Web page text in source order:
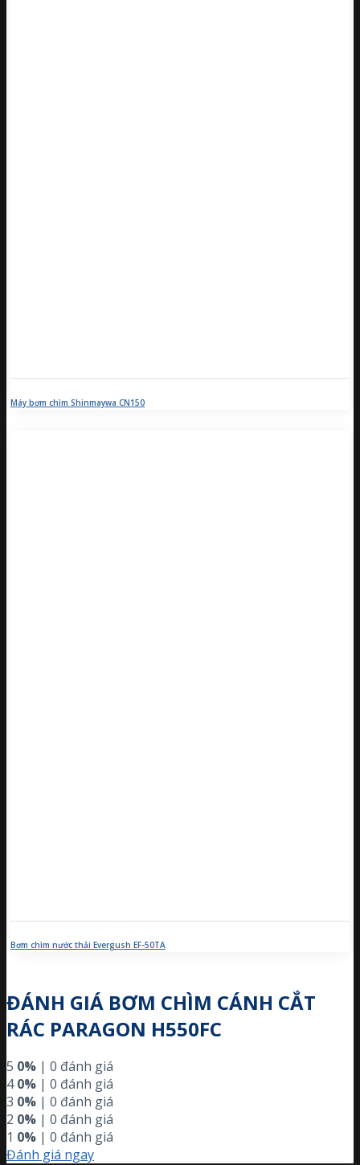
Máy bơm chìm Shinmaywa CN150
Bơm chìm nước thải Evergush EF-50TA
ĐÁNH GIÁ BƠM CHÌM CÁNH CẮT
RÁC PARAGON H550FC
5 0% | 0 đánh giá
4 0% | 0 đánh giá
3 0% | 0 đánh giá
2 0% | 0 đánh giá
1 0% | 0 đánh giá
Đánh giá ngay